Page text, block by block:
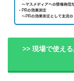
>> 現場で使え